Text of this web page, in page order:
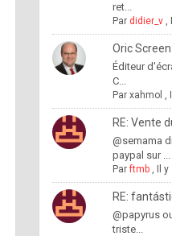
ret...
Par didier_v,
Oric
Éditeur
C...
Par xahmol ,
RE: Vente
@semama
paypal sur ...
Parftmb, Il
RE:
@papyrus
triste...